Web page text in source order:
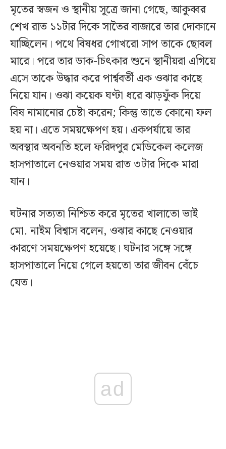
মৃতের স্বজন ও স্থানীয় সূত্রে জানা গেছে, আকুব্বর
শেখ রাত ১১টার দিকে সাতৈর বাজারে তার দোকানে
যাচ্ছিলেন। পথে বিষধর গোখরো সাপ তাকে ছোবল
মারে। পরে তার ডাক-চিৎকার শুনে স্থানীয়রা এগিয়ে
এসে তাকে উদ্ধার করে পার্শ্ববর্তী এক ওঝার কাছে
নিয়ে যান। ওঝা কয়েক ঘণ্টা ধরে ঝাড়ফুঁক দিয়ে
বিষ নামানোর চেষ্টা করেন; কিন্তু তাতে কোনো ফল
হয় না। এতে সময়ক্ষেপণ হয়। একপর্যায়ে তার
অবস্থার অবনতি হলে ফরিদপুর মেডিকেল কলেজ
হাসপাতালে নেওয়ার সময় রাত ৩টার দিকে মারা
যান।
ঘটনার সত্যতা নিশ্চিত করে মৃতের খালাতো ভাই
মো. নাইম বিশ্বাস বলেন, ওঝার কাছে নেওয়ার
কারণে সময়ক্ষেপণ হয়েছে। ঘটনার সঙ্গে সঙ্গে
হাসপাতালে নিয়ে গেলে হয়তো তার জীবন বেঁচে
যেত।
ad